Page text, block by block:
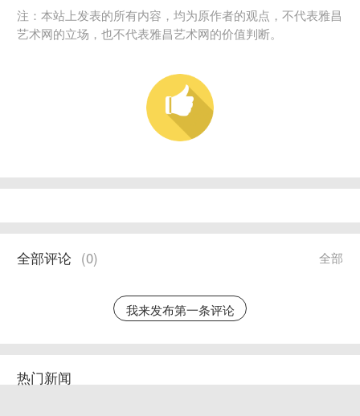
注：本站上发表的所有内容，均为原作者的观点，不代表雅昌
艺术网的立场，也不代表雅昌艺术网的价值判断。
全部
全部评论 (0)
我来发布第一条评论
热门新闻